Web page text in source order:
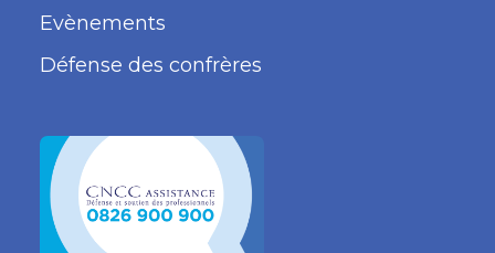
Evènements
Défense des confrères